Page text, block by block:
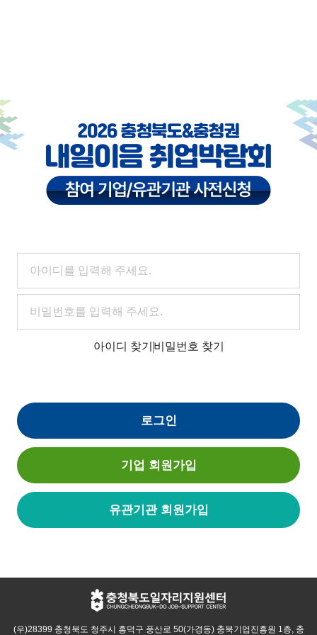
아이디 찾기 비밀번호 찾기
로그인
기업 회원가입
유관기관 회원가입
(우)28399 충청북도 청주시 흥덕구 풍산로 50(가경동) 충북기업진흥원 1층, 충